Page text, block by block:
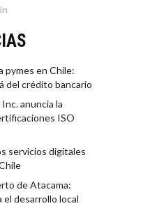
pymes en Chile:
del crédito bancario
anuncia la
ISO
servicios digitales
de Atacama:
desarrollo local